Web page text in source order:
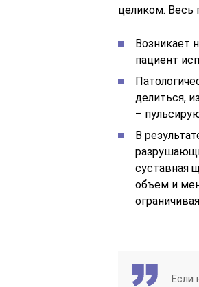
целиком. Весь
Возникает
пациент
делиться,
–
В
суставная
объем и
Если